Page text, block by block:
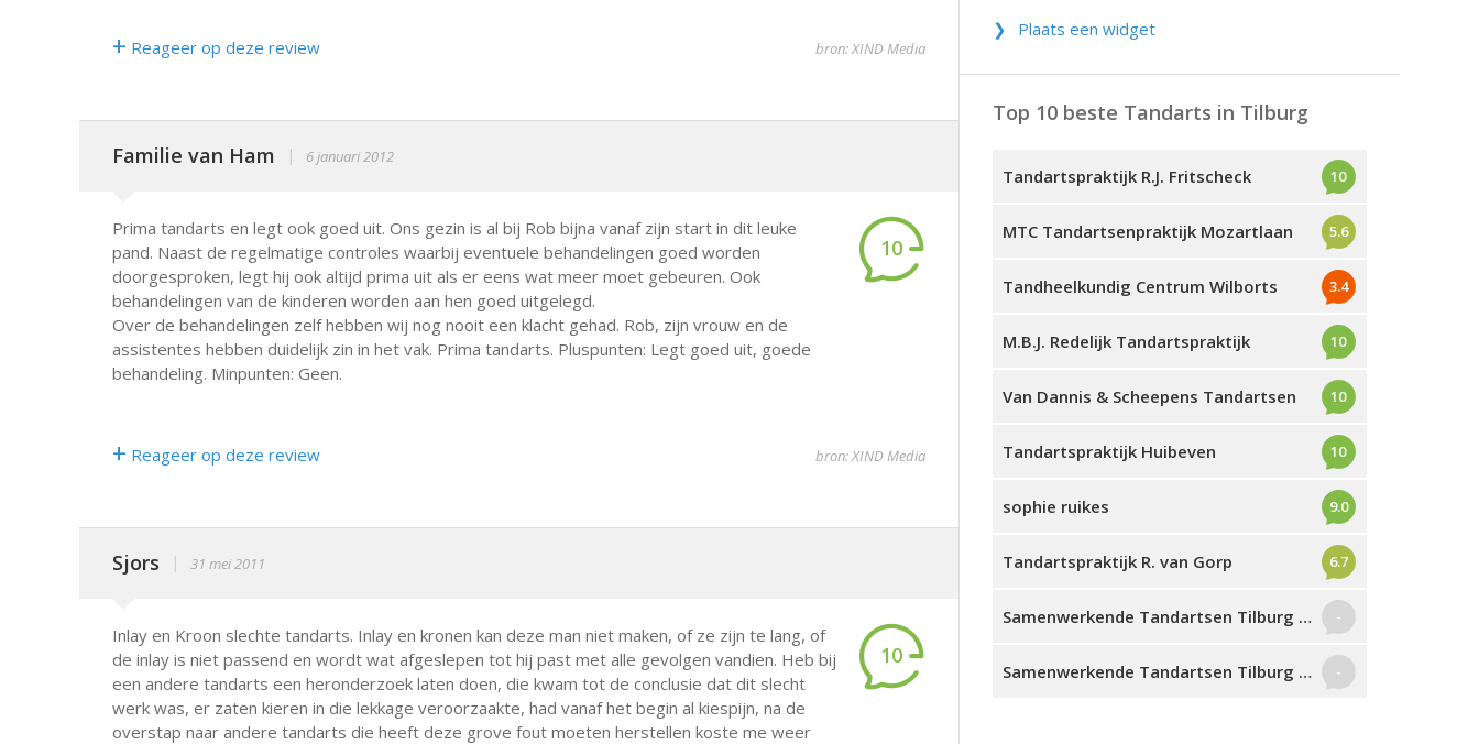
+ Reageer op deze review bron: XIND Media
Familie van Ham | 6 januari 2012
Prima tandarts en legt ook goed uit. Ons gezin is al bij Rob bijna vanaf zijn start in dit leuke
pand. Naast de regelmatige controles waarbij eventuele behandelingen goed worden
doorgesproken, legt hij ook altijd prima uit als er eens wat meer moet gebeuren. Ook
behandelingen van de kinderen worden aan hen goed uitgelegd.
Over de behandelingen zelf hebben wij nog nooit een klacht gehad. Rob, zijn vrouw en de
assistentes hebben duidelijk zin in het vak. Prima tandarts. Pluspunten: Legt goed uit, goede
behandeling. Minpunten: Geen.
10
+ Reageer op deze review bron: XIND Media
Sjors | 31 mei 2011
Inlay en Kroon slechte tandarts. Inlay en kronen kan deze man niet maken, of ze zijn te lang, of
de inlay is niet passend en wordt wat afgeslepen tot hij past met alle gevolgen vandien. Heb bij
een andere tandarts een heronderzoek laten doen, die kwam tot de conclusie dat dit slecht
werk was, er zaten kieren in die lekkage veroorzaakte, had vanaf het begin al kiespijn, na de
overstap naar andere tandarts die heeft deze grove fout moeten herstellen koste me weer
10
Plaats een widget
Top 10 beste Tandarts in Tilburg
Tandartspraktijk R.J. Fritscheck 10
MTC Tandartsenpraktijk Mozartlaan 5.6
Tandheelkundig Centrum Wilborts 3.4
M.B.J. Redelijk Tandartspraktijk 10
Van Dannis & Scheepens Tandartsen 10
Tandartspraktijk Huibeven 10
sophie ruikes 9.0
Tandartspraktijk R. van Gorp 6.7
Samenwerkende Tandartsen Tilburg Noord -
Samenwerkende Tandartsen Tilburg Zuid -